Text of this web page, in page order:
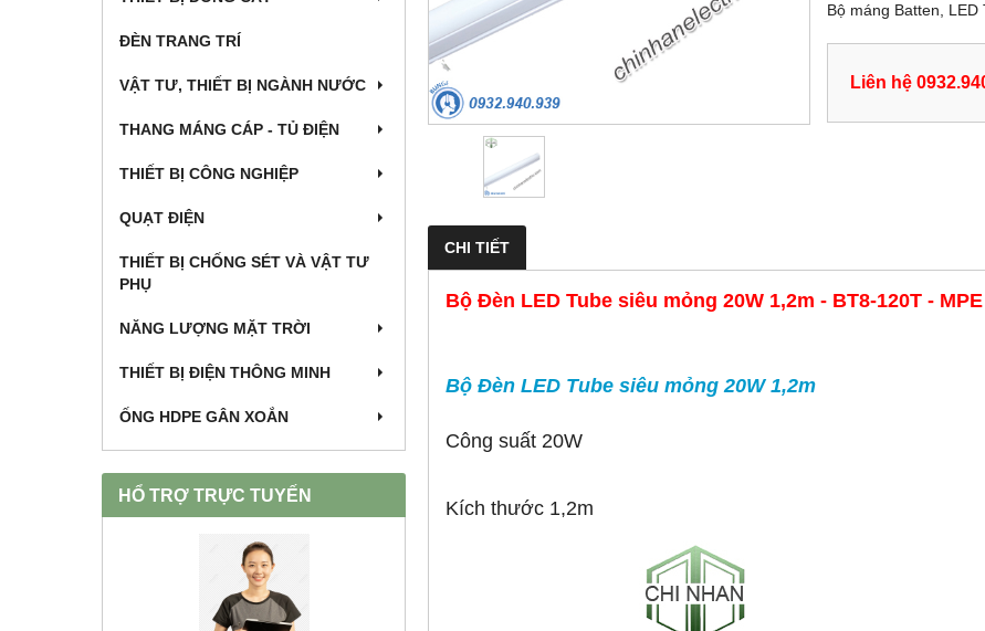
ĐÈN TRANG TRÍ
VẬT TƯ, THIẾT BỊ NGÀNH NƯỚC
THANG MÁNG CÁP - TỦ ĐIỆN
THIẾT BỊ CÔNG NGHIỆP
QUẠT ĐIỆN
THIẾT BỊ CHỐNG SÉT VÀ VẬT TƯ
PHỤ
NĂNG LƯỢNG MẶT TRỜI
THIẾT BỊ ĐIỆN THÔNG MINH
ỐNG HDPE GÂN XOẮN
HỔ TRỢ TRỰC TUYẾN
Bộ máng Batten,
Liên hệ
CHI TIẾT
Bộ Đèn LED Tube siêu mỏng 20W 1,2m - BT8-120T - MPE
Bộ Đèn LED Tube siêu mỏng 20W 1,2m
Công suất 20W
Kích thước 1,2m